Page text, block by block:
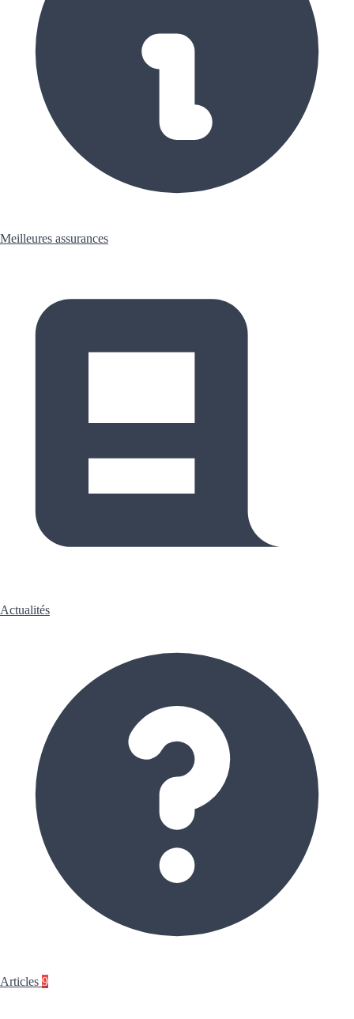
Meilleures assurances
Actualités
Articles 9